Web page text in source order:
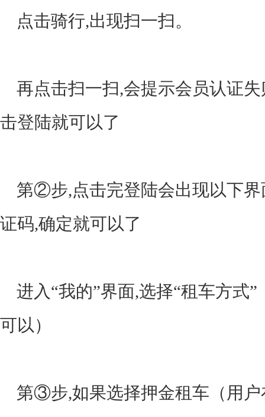
点击骑行,出现扫一扫。
再点击扫一扫,会提示会员认证失
击登陆就可以了
第②步,点击完登陆会出现以下界
证码,确定就可以了
进入“我的”界面,选择“租车方式”
可以）
第③步,如果选择押金租车（用户